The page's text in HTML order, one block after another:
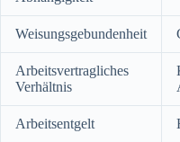
Weisungsgebundenheit
Arbeitsvertragliches
Verhältnis
Arbeitsentgelt